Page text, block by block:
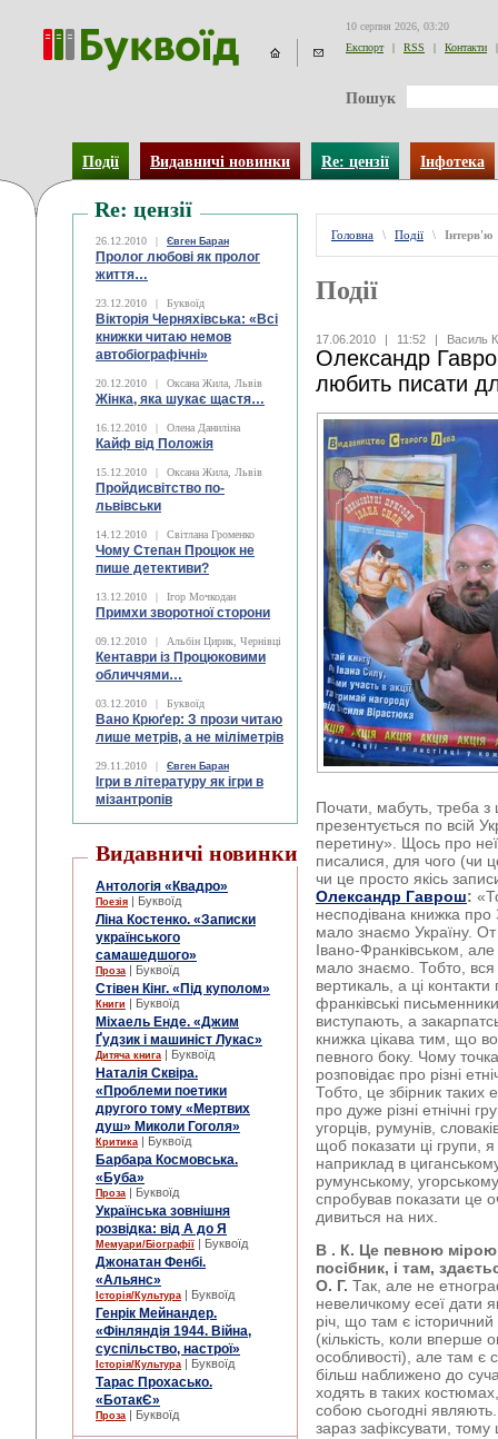
10 серпня 2026, 03:20
Експорт
| RSS | Контакти |
Пошук
Події Видавничі новинки Re: цензії Інфотека
Re: цензії
26.12.2010 | Євген Баран
Пролог любові як пролог
життя…
23.12.2010 | Буквоїд
Вікторія Черняхівська: «Всі
книжки читаю немов
автобіографічні»
20.12.2010 | Оксана Жила, Львів
Жінка, яка шукає щастя…
16.12.2010 | Олена Даниліна
Кайф від Положія
15.12.2010 | Оксана Жила, Львів
Пройдисвітство по-
львівськи
14.12.2010 | Світлана Громенко
Чому Степан Процюк не
пише детективи?
13.12.2010 | Ігор Мочкодан
Примхи зворотної сторони
09.12.2010 | Альбін Цирик, Чернівці
Кентаври із Процюковими
обличчями…
03.12.2010 | Буквоїд
Вано Крюґер: З прози читаю
лише метрів, а не міліметрів
29.11.2010 | Євген Баран
Ігри в літературу як ігри в
мізантропів
Видавничі новинки
Антологія «Квадро»
Поезія | Буквоїд
Ліна Костенко. «Записки
українського
самашедшого»
Проза | Буквоїд
Стівен Кінг. «Під куполом»
Книги | Буквоїд
Міхаель Енде. «Джим
Ґудзик і машиніст Лукас»
Дитяча книга | Буквоїд
Наталія Сквіра.
«Проблеми поетики
другого тому «Мертвих
душ» Миколи Гоголя»
Критика | Буквоїд
Барбара Космовська.
«Буба»
Проза | Буквоїд
Українська зовнішня
розвідка: від А до Я
Мемуари/Біографії | Буквоїд
Джонатан Фенбі.
«Альянс»
Історія/Культура | Буквоїд
Генрік Мейнандер.
«Фінляндія 1944. Війна,
суспільство, настрої»
Історія/Культура | Буквоїд
Тарас Прохасько.
«БотакЄ»
Проза | Буквоїд
Головна \ Події \ Інтерв'ю
Події
17.06.2010 | 11:52 | Василь
Олександр
любить писати
Почати, мабуть, треба з
презентується по всій
перетину». Щось про
писалися, для чого (чи
чи це просто якісь
Олександр Гаврош:
несподівана книжка
мало знаємо Україну.
Івано-Франківськом,
мало знаємо. Тобто, вся
вертикаль, а ці контакти
франківські
виступають, а
книжка цікава тим, що
певного боку. Чому
розповідає про різні
Тобто, це збірник таких
про дуже різні етнічні
угорців, румунів,
щоб показати ці групи,
наприклад в
румунському,
спробував показати це
дивиться на них.
В . К. Це певною мірою
посібник, і там,
О. Г. Так, але не
невеличкому есеї дати
річ, що там є історичний
(кількість, коли вперше
особливості), але там є
більш наближено до
ходять в таких
собою сьогодні
зараз зафіксувати,